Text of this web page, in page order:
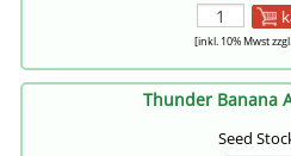
[inkl. 10% Mwst zzgl.
Thunder Banana
Seed